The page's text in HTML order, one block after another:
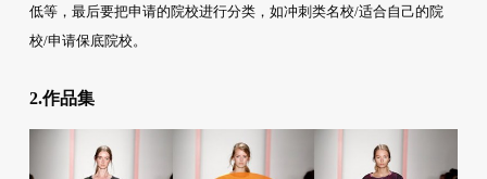
低等，最后要把申请的院校进行分类，如冲刺类名校/适合自己的院
校/申请保底院校。
2.作品集